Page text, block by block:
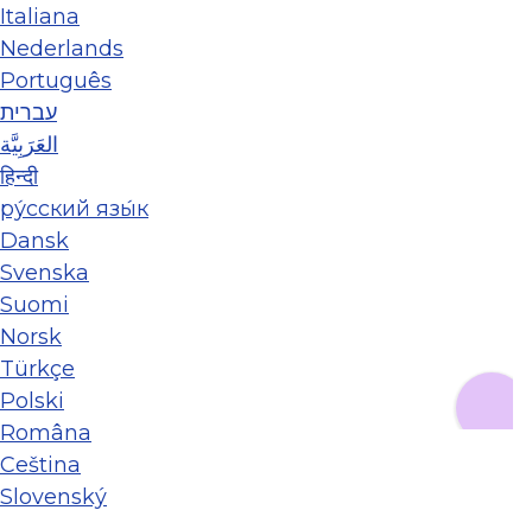
Italiana
Nederlands
Português
עברית
العَرَبِيَّة
हिन्दी
ру́сский язы́к
Dansk
Svenska
Suomi
Norsk
Türkçe
Polski
Româna
Ceština
Slovenský